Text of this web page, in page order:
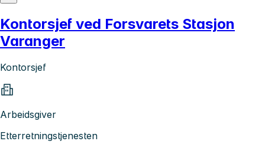
Kontorsjef ved Forsvarets Stasjon
Varanger
Kontorsjef
Arbeidsgiver
Etterretningstjenesten